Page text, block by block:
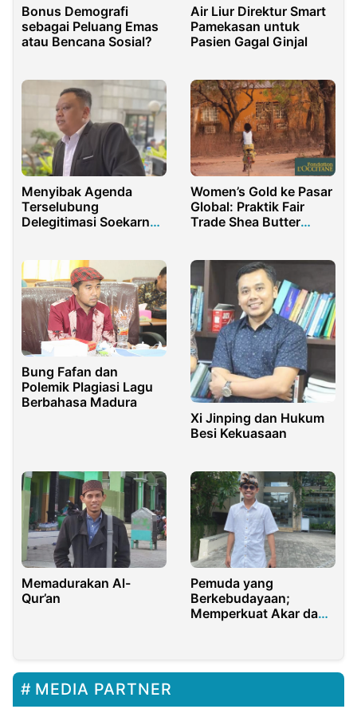
Bonus Demografi
sebagai Peluang Emas
atau Bencana Sosial?
Air Liur Direktur Smart
Pamekasan untuk
Pasien Gagal Ginjal
Menyibak Agenda
Terselubung
Delegitimasi Soekarno
Women’s Gold ke Pasar
Global: Praktik Fair
Trade Shea Butter
Bung Fafan dan
Polemik Plagiasi Lagu
Berbahasa Madura
Xi Jinping dan Hukum
Besi Kekuasaan
Memadurakan Al-
Qur’an
Pemuda yang
Berkebudayaan;
Memperkuat Akar dan
MEDIA PARTNER